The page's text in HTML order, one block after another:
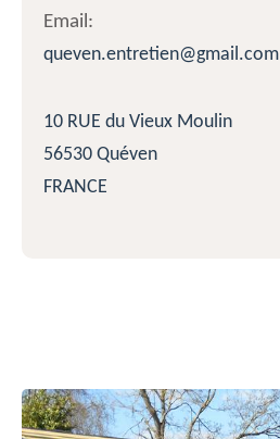
Email:
queven.entretien@gmail.com
10 RUE du Vieux Moulin
56530 Quéven
FRANCE